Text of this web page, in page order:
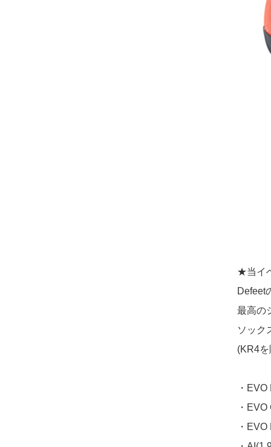
★当イ
Defeet
最高の
ソック
(KR4
・
・
・